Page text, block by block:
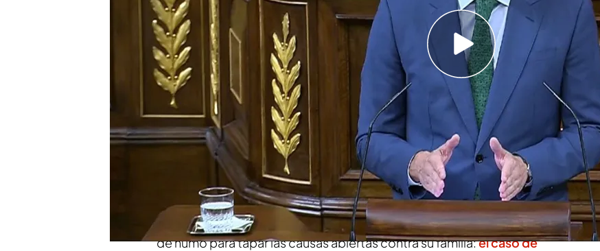
ya están aprobadas en Europa
Pedro Sánchez coge impulso tras su reflexión: dispuesto a liderar un
plan de regeneración sin medidas concretas
Compartir
El presidente del Gobierno, Pedro Sánchez,ha presentado elplan de
regeneración democrática
en el Congreso de los Diputados. Se trata de
un proyecto de acción que incluye medidas para combatir la
desinformación y los bulos, aunque la oposición dice que es una cortina
de humo para tapar las causas abiertas contra su familia:el caso de